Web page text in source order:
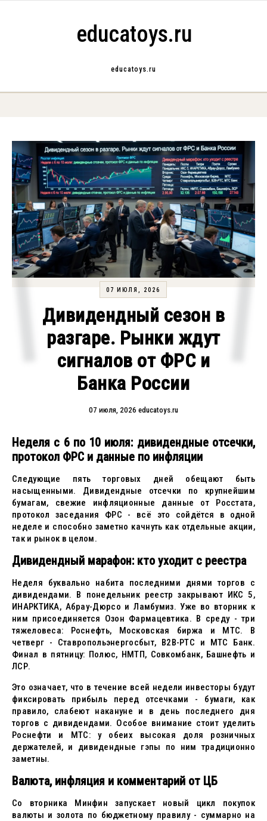
educatoys.ru
educatoys.ru
07 ИЮЛЯ, 2026
Дивидендный сезон в
разгаре. Рынки ждут
сигналов от ФРС и
Банка России
07 июля, 2026 educatoys.ru
Неделя с 6 по 10 июля: дивидендные отсечки,
протокол ФРС и данные по инфляции
Следующие пять торговых дней обещают быть
насыщенными. Дивидендные отсечки по крупнейшим
бумагам, свежие инфляционные данные от Росстата,
протокол заседания ФРС - всё это сойдётся в одной
неделе и способно заметно качнуть как отдельные акции,
так и рынок в целом.
Дивидендный марафон: кто уходит с реестра
Неделя буквально набита последними днями торгов с
дивидендами. В понедельник реестр закрывают ИКС 5,
ИНАРКТИКА, Абрау-Дюрсо и Ламбумиз. Уже во вторник к
ним присоединяется Озон Фармацевтика. В среду - три
тяжеловеса: Роснефть, Московская биржа и МТС. В
четверг - Ставропольэнергосбыт, В2В-РТС и МТС Банк.
Финал в пятницу: Полюс, НМТП, Совкомбанк, Башнефть и
ЛСР.
Это означает, что в течение всей недели инвесторы будут
фиксировать прибыль перед отсечками - бумаги, как
правило, слабеют накануне и в день последнего дня
торгов с дивидендами. Особое внимание стоит уделить
Роснефти и МТС: у обеих высокая доля розничных
держателей, и дивидендные гэпы по ним традиционно
заметны.
Валюта, инфляция и комментарий от ЦБ
Со вторника Минфин запускает новый цикл покупок
валюты и золота по бюджетному правилу - суммарно на